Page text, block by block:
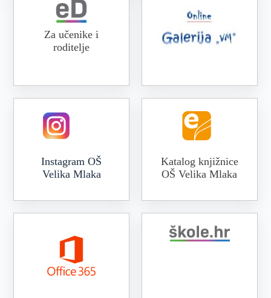
Za učenike i
roditelje
Instagram OŠ
Velika Mlaka
Katalog knjižnice
OŠ Velika Mlaka